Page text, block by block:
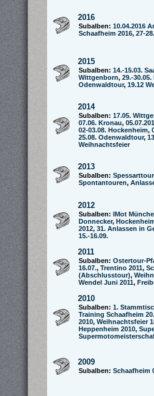
2016
Subalben: 10.04.2016
Schaafheim 2016, 27-
2015
Subalben: 14.-15.03.
Wittgenborn, 29.-30.05.
Odenwaldtour, 19.12
2014
Subalben: 17.05.
07.06. Kronau,
02-03.08. Hockenheim,
25.08. Odenwaldtour,
Weihnachtsfeier
2013
Subalben:
Spontantouren,
2012
Subalben: IMot
Donnecker,
2012, 31. Anlassen in
15.-16.09.
2011
Subalben: Ostertour-
16.07., Trentino 2011,
(Abschlusstour),
Wendel Juni 2011,
2010
Subalben: 1.
Training Schaafheim
2010, Weihnachtsfeier
Heppenheim 2010,
2009
Subalben: Schaafheim